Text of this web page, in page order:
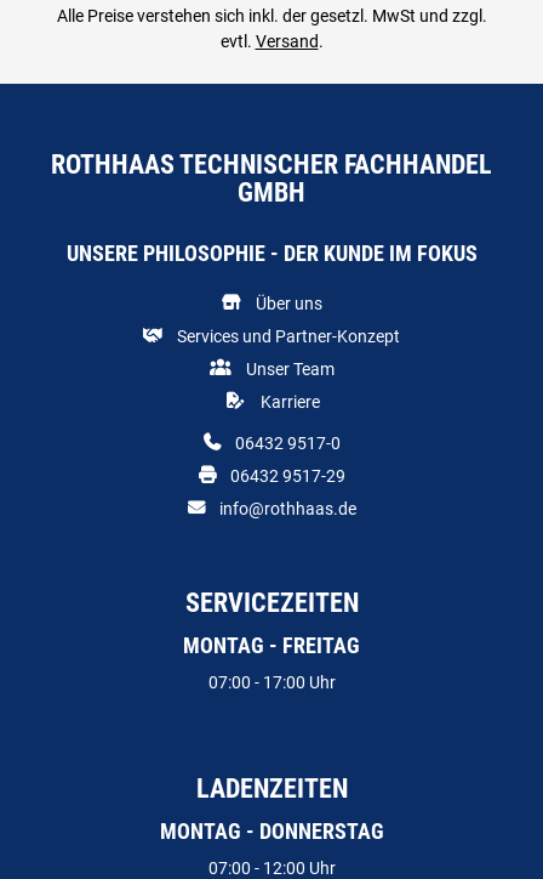
Alle Preise verstehen sich inkl. der gesetzl. MwSt und zzgl.
evtl. Versand.
ROTHHAAS TECHNISCHER FACHHANDEL
GMBH
UNSERE PHILOSOPHIE - DER KUNDE IM FOKUS
Über uns
Services und Partner-Konzept
Unser Team
Karriere
06432 9517-0
06432 9517-29
info@rothhaas.de
SERVICEZEITEN
MONTAG - FREITAG
07:00 - 17:00 Uhr
LADENZEITEN
MONTAG - DONNERSTAG
07:00 - 12:00 Uhr